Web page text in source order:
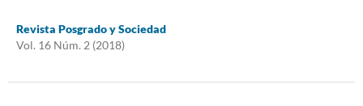
Revista Posgrado y Sociedad
Vol. 16 Núm. 2 (2018)